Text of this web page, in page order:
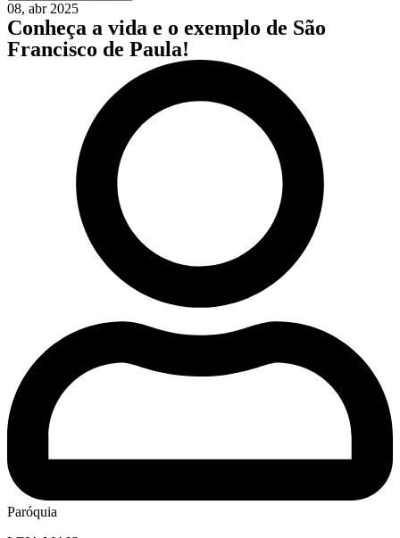
08, abr 2025
Conheça a vida e o exemplo de São
Francisco de Paula!
Paróquia